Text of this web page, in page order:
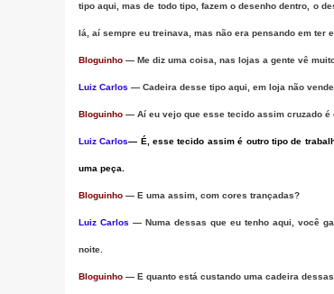
tipo aqui, mas de todo tipo, fazem o desenho dentro, o
lá, aí sempre eu treinava, mas não era pensando em ter
Bloguinho — Me diz uma coisa, nas lojas a gente vê
Luiz Carlos — Cadeira desse tipo aqui, em loja não vende.
Bloguinho — Aí eu vejo que esse tecido assim cruzado é
Luiz Carlos— É, esse tecido assim é outro tipo de
uma peça.
Bloguinho — E uma assim, com cores trançadas?
Luiz Carlos — Numa dessas que eu tenho aqui, você
noite.
Bloguinho — E quanto está custando uma cadeira